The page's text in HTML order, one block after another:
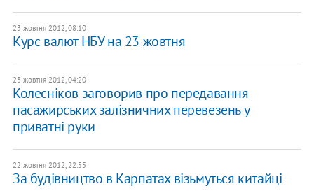
23 жовтня 2012, 08:10
Курс валют НБУ на 23 жовтня
23 жовтня 2012, 04:20
Колесніков заговорив про передавання
пасажирських залізничних перевезень у
приватні руки
22 жовтня 2012, 22:55
За будівництво в Карпатах візьмуться китайці